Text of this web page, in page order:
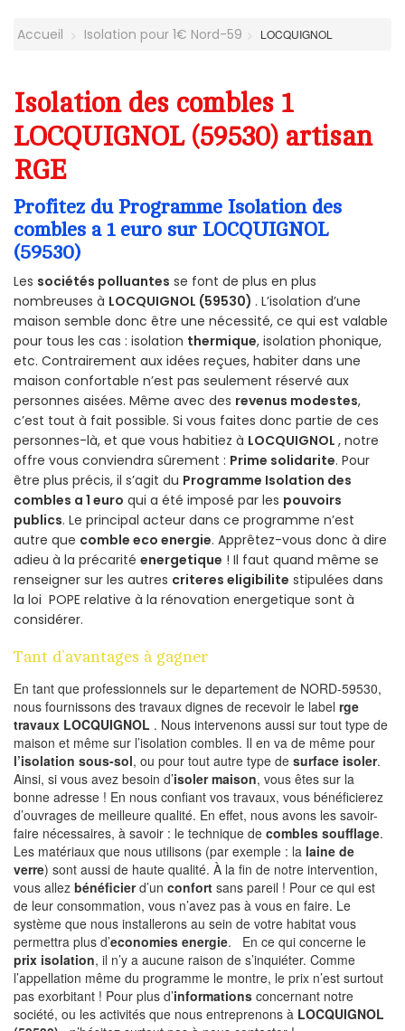
Accueil Isolation pour 1€ Nord-59 LOCQUIGNOL
Isolation des combles 1
LOCQUIGNOL (59530) artisan
RGE
Profitez du Programme Isolation des
combles a 1 euro sur LOCQUIGNOL
(59530)
Les sociétés polluantes se font de plus en plus
nombreuses à LOCQUIGNOL (59530) . L’isolation d’une
maison semble donc être une nécessité, ce qui est valable
pour tous les cas : isolation thermique, isolation phonique,
etc. Contrairement aux idées reçues, habiter dans une
maison confortable n’est pas seulement réservé aux
personnes aisées. Même avec des revenus modestes,
c’est tout à fait possible. Si vous faites donc partie de ces
personnes-là, et que vous habitiez à LOCQUIGNOL , notre
offre vous conviendra sûrement : Prime solidarite. Pour
être plus précis, il s’agit du Programme Isolation des
combles a 1 euro qui a été imposé par les pouvoirs
publics. Le principal acteur dans ce programme n’est
autre que comble eco energie. Apprêtez-vous donc à dire
adieu à la précarité energetique ! Il faut quand même se
renseigner sur les autres criteres eligibilite stipulées dans
la loi POPE relative à la rénovation energetique sont à
considérer.
Tant d’avantages à gagner
En tant que professionnels sur le departement de NORD-59530,
nous fournissons des travaux dignes de recevoir le label rge
travaux LOCQUIGNOL . Nous intervenons aussi sur tout type de
maison et même sur l’isolation combles. Il en va de même pour
l’isolation sous-sol, ou pour tout autre type de surface isoler.
Ainsi, si vous avez besoin d’isoler maison, vous êtes sur la
bonne adresse ! En nous confiant vos travaux, vous bénéficierez
d’ouvrages de meilleure qualité. En effet, nous avons les savoir-
faire nécessaires, à savoir : le technique de combles soufflage.
Les matériaux que nous utilisons (par exemple : la laine de
verre) sont aussi de haute qualité. À la fin de notre intervention,
vous allez bénéficierd’un confort sans pareil ! Pour ce qui est
de leur consommation, vous n’avez pas à vous en faire. Le
système que nous installerons au sein de votre habitat vous
permettra plus d’economies energie. En ce qui concerne le
prix isolation, il n’y a aucune raison de s’inquiéter. Comme
l’appellation même du programme le montre, le prix n’est surtout
pas exorbitant ! Pour plus d’informations concernant notre
société, ou les activités que nous entreprenons à LOCQUIGNOL